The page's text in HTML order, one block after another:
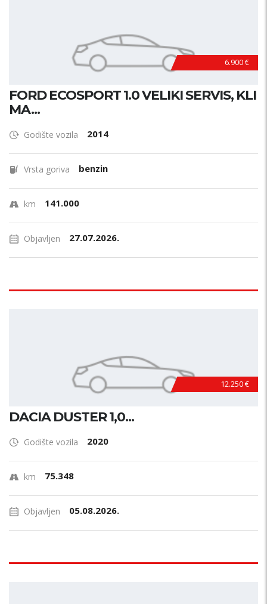
6.900 €
FORD ECOSPORT 1.0 VELIKI SERVIS, KLI
MA...
Godište vozila 2014
Vrsta goriva benzin
km 141.000
Objavljen 27.07.2026.
12.250 €
DACIA DUSTER 1,0...
Godište vozila 2020
km 75.348
Objavljen 05.08.2026.